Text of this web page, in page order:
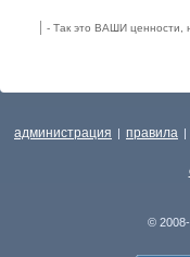
- Так это ВАШИ ценности,
администрация | правила |
©